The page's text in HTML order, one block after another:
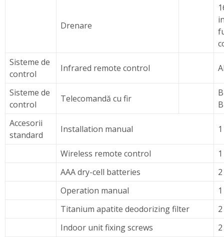
Drenare
Sisteme de
control
Infrared remote control
Sisteme de
control
Telecomandă cu fir
Accesorii
standard
Installation manual 1
Wireless remote control
1
AAA dry-cell batteries
2
Operation manual
1
Titanium apatite deodorizing filter
2
Indoor unit fixing screws
2